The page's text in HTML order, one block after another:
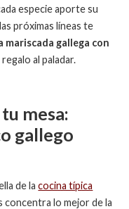
especie aporte su
próximas líneas te
mariscada gallega con
al paladar.
mesa:
gallego
de lacocina típica
concentra lo mejor de la